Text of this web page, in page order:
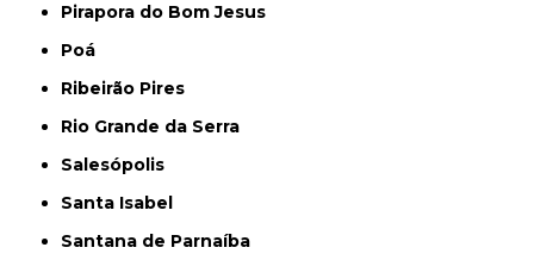
Pirapora do Bom Jesus
Poá
Ribeirão Pires
Rio Grande da Serra
Salesópolis
Santa Isabel
Santana de Parnaíba